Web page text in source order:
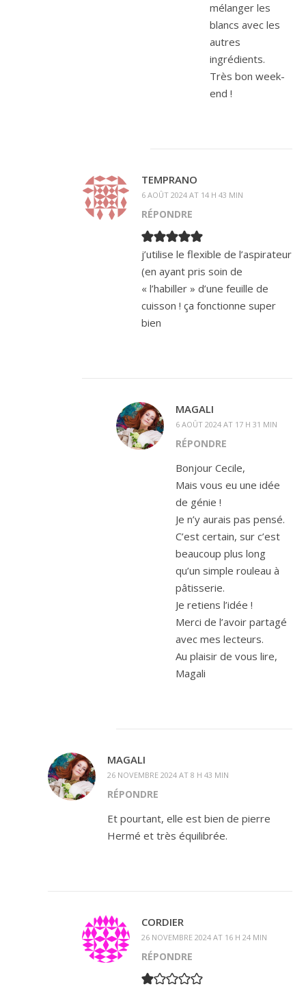
mélanger les
blancs avec les
autres
ingrédients.
Très bon week-
end !
TEMPRANO
6 AOÛT 2024 AT 14 H 43 MIN
RÉPONDRE
j’utilise le flexible de l’aspirateur
(en ayant pris soin de
« l’habiller » d’une feuille de
cuisson ! ça fonctionne super
bien
MAGALI
6 AOÛT 2024 AT 17 H 31 MIN
RÉPONDRE
Bonjour Cecile,
Mais vous eu une idée
de génie !
Je n’y aurais pas pensé.
C’est certain, sur c’est
beaucoup plus long
qu’un simple rouleau à
pâtisserie.
Je retiens l’idée !
Merci de l’avoir partagé
avec mes lecteurs.
Au plaisir de vous lire,
Magali
MAGALI
26 NOVEMBRE 2024 AT 8 H 43 MIN
RÉPONDRE
Et pourtant, elle est bien de pierre
Hermé et très équilibrée.
CORDIER
26 NOVEMBRE 2024 AT 16 H 24 MIN
RÉPONDRE